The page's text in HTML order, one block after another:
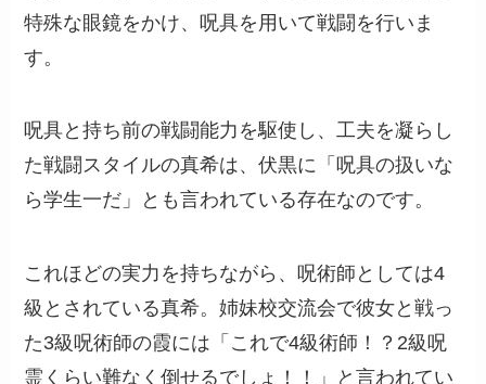
特殊な眼鏡をかけ、呪具を用いて戦闘を行いま
す。
呪具と持ち前の戦闘能力を駆使し、工夫を凝らし
た戦闘スタイルの真希は、伏黒に「呪具の扱いな
ら学生一だ」とも言われている存在なのです。
これほどの実力を持ちながら、呪術師としては4
級とされている真希。姉妹校交流会で彼女と戦っ
た3級呪術師の霞には「これで4級術師！？2級呪
霊くらい難なく倒せるでしょ！！」と言われてい